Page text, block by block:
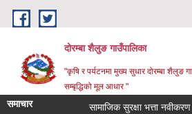
Skip to main content
दोरम्बा शैलुङ गाउँपालिका
"कृषि र पर्यटनमा मुख्य सुधार दोरम्बा शैलुङ
सम्बृद्धिको मूल आधार "
समाचार सामाजिक सुरक्षा भत्ता नवीकरण